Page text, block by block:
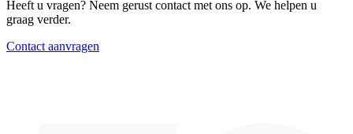
Heeft u vragen? Neem gerust contact met ons op. We helpen u
graag verder.
Contact aanvragen